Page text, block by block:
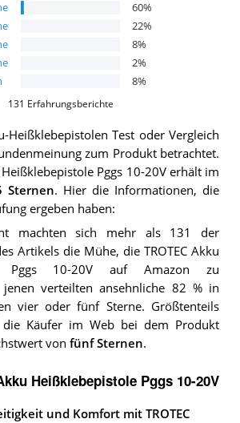
60%
22%
8%
2%
8%
131 Erfahrungsberichte
Heißklebepistolen Test oder Vergleich
zum Produkt betrachtet.
Heißklebepistole Pggs 10-20Verhält im
Sternen. Hier die Informationen, die
ergeben haben:
machten sich mehr als 131 der
Artikels die Mühe, die TROTEC Akku
Pggs 10-20V auf Amazon zu
jenen verteilten ansehnliche 82 % in
vier oder fünf Sterne. Größtenteils
die Käufer im Web bei dem Produkt
von fünf Sternen.
Heißklebepistole Pggs 10-20V
und Komfort mit TROTEC